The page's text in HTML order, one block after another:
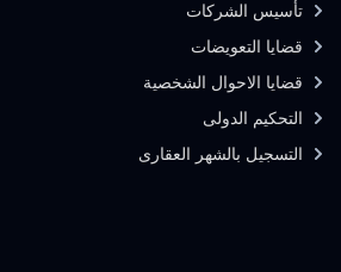
تأسيس الشركات
قضايا التعويضات
قضايا الاحوال الشخصية
التحكيم الدولى
التسجيل بالشهر العقارى